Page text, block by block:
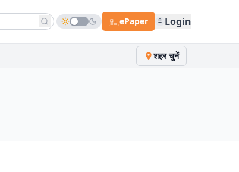
ePaper Login
शहर चुनें